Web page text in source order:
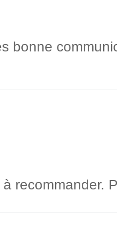
bonne
recommander.